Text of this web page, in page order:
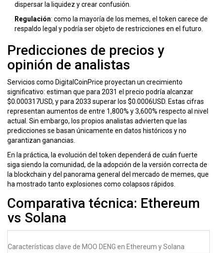
dispersar la liquidez y crear confusión.
Regulación: como la mayoría de los memes, el token carece de
respaldo legal y podría ser objeto de restricciones en el futuro.
Predicciones de precios y
opinión de analistas
Servicios como DigitalCoinPrice proyectan un crecimiento
significativo: estiman que para 2031 el precio podría alcanzar
$0.000317USD, y para 2033 superar los $0.0006USD. Estas cifras
representan aumentos de entre 1,800% y 3,600% respecto al nivel
actual. Sin embargo, los propios analistas advierten que las
predicciones se basan únicamente en datos históricos y no
garantizan ganancias.
En la práctica, la evolución del token dependerá de cuán fuerte
siga siendo la comunidad, de la adopción de la versión correcta de
la blockchain y del panorama general del mercado de memes, que
ha mostrado tanto explosiones como colapsos rápidos.
Comparativa técnica: Ethereum
vs Solana
Características clave de MOO DENG en Ethereum y Solana